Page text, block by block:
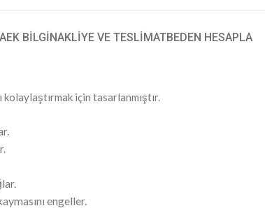
EK BILGINAKLIYE VE TESLIMATBEDEN HESAPLA
için tasarlanmıştır.
engeller.